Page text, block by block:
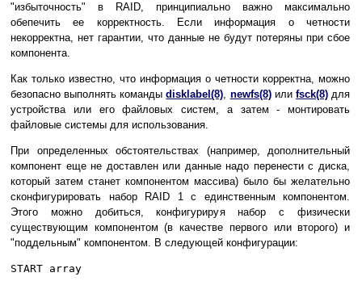
"избыточность" в RAID, принципиально важно максимально
обепечить ее корректность. Если информация о четности
некорректна, нет гарантии, что данные не будут потеряны при сбое
компонента.
Как только известно, что информация о четности корректна, можно
безопасно выполнять командыdisklabel(8), newfs(8)или fsck(8)для
устройства или его файловых систем, а затем - монтировать
файловые системы для использования.
При определенных обстоятельствах (например, дополнительный
компонент еще не доставлен или данные надо перенести с диска,
который затем станет компонентом массива) было бы желательно
сконфигурировать набор RAID 1 с единственным компонентом.
Этого можно добиться, конфигурируя набор с физически
существующим компонентом (в качестве первого или второго) и
"поддельным" компонентом. В следующей конфигурации:
START array